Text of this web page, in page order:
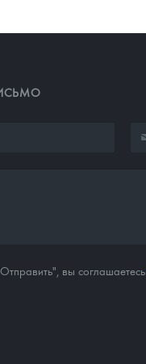
вы соглашаетесь